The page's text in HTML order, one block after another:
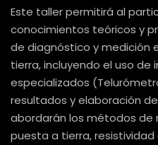
Este taller permitirá al
conocimientos teóricos y
de diagnóstico y medición
tierra, incluyendo el uso de
especializados
resultados y elaboración
abordarán los métodos de
puesta a tierra,